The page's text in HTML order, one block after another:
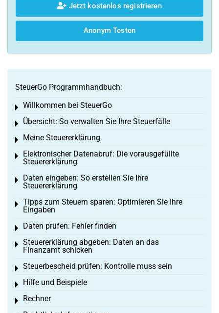
Jetzt kostenlos registrieren
Anonym Testen
SteuerGo Programmhandbuch:
Willkommen bei SteuerGo
Toggle menu
Übersicht: So verwalten Sie Ihre Steuerfälle
Toggle menu
Meine Steuererklärung
Toggle menu
Elektronischer Datenabruf: Die vorausgefüllte
Steuererklärung
Toggle menu
Daten eingeben: So erstellen Sie Ihre
Steuererklärung
Toggle menu
Tipps zum Steuern sparen: Optimieren Sie Ihre
Eingaben
Toggle menu
Daten prüfen: Fehler finden
Toggle menu
Steuererklärung abgeben: Daten an das
Finanzamt schicken
Toggle menu
Steuerbescheid prüfen: Kontrolle muss sein
Toggle menu
Hilfe und Beispiele
Toggle menu
Rechner
Toggle menu